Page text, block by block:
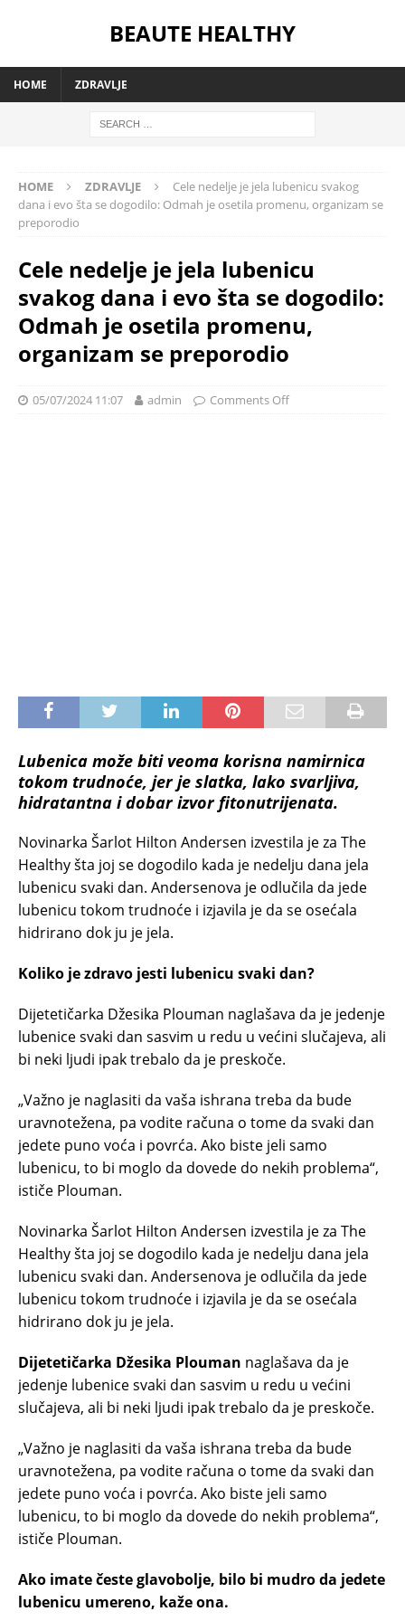
BEAUTE HEALTHY
HOME ZDRAVLJE
HOME ZDRAVLJE
Cele nedelje je jela lubenicu svakog
dana i evo šta se dogodilo: Odmah je osetila promenu, organizam se
preporodio
Cele nedelje je jela lubenicu
svakog dana i evo šta se dogodilo:
Odmah je osetila promenu,
organizam se preporodio
05/07/2024 11:07 admin Comments Off
Lubenica može biti veoma korisna namirnica
tokom trudnoće, jer je slatka, lako svarljiva,
hidratantna i dobar izvor fitonutrijenata.
Novinarka Šarlot Hilton Andersen izvestila je za The
Healthy šta joj se dogodilo kada je nedelju dana jela
lubenicu svaki dan. Andersenova je odlučila da jede
lubenicu tokom trudnoće i izjavila je da se osećala
hidrirano dok ju je jela.
Koliko je zdravo jesti lubenicu svaki dan?
Dijetetičarka Džesika Plouman naglašava da je jedenje
lubenice svaki dan sasvim u redu u većini slučajeva, ali
bi neki ljudi ipak trebalo da je preskoče.
„Važno je naglasiti da vaša ishrana treba da bude
uravnotežena, pa vodite računa o tome da svaki dan
jedete puno voća i povrća. Ako biste jeli samo
lubenicu, to bi moglo da dovede do nekih problema“,
ističe Plouman.
Novinarka Šarlot Hilton Andersen izvestila je za The
Healthy šta joj se dogodilo kada je nedelju dana jela
lubenicu svaki dan. Andersenova je odlučila da jede
lubenicu tokom trudnoće i izjavila je da se osećala
hidrirano dok ju je jela.
Dijetetičarka Džesika Plouman naglašava da je
jedenje lubenice svaki dan sasvim u redu u većini
slučajeva, ali bi neki ljudi ipak trebalo da je preskoče.
„Važno je naglasiti da vaša ishrana treba da bude
uravnotežena, pa vodite računa o tome da svaki dan
jedete puno voća i povrća. Ako biste jeli samo
lubenicu, to bi moglo da dovede do nekih problema“,
ističe Plouman.
Ako imate česte glavobolje, bilo bi mudro da jedete
lubenicu umereno, kaže ona.